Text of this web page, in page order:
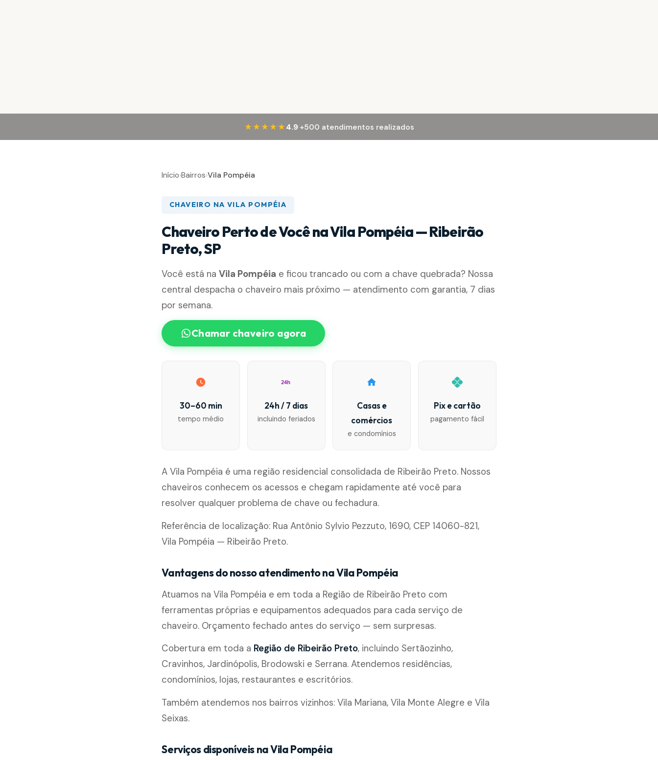
★★★★★ 4.9·+500 atendimentos realizados
Início›Bairros›Vila Pompéia
CHAVEIRO NA VILA POMPÉIA
Chaveiro Perto de Você na Vila Pompéia — Ribeirão
Preto, SP
Você está naVila Pompéia e ficou trancado ou com a chave quebrada? Nossa
central despacha o chaveiro mais próximo — atendimento com garantia, 7 dias
por semana.
Chamar chaveiro agora
30–60 min
tempo médio
24h
24h / 7 dias
incluindo feriados
Casas e
comércios
e condomínios
Pix e cartão
pagamento fácil
A Vila Pompéia é uma região residencial consolidada de Ribeirão Preto. Nossos
chaveiros conhecem os acessos e chegam rapidamente até você para
resolver qualquer problema de chave ou fechadura.
Referência de localização: Rua Antônio Sylvio Pezzuto, 1690, CEP 14060-821,
Vila Pompéia — Ribeirão Preto.
Vantagens do nosso atendimento na Vila Pompéia
Atuamos na Vila Pompéia e em toda a Região de Ribeirão Preto com
ferramentas próprias e equipamentos adequados para cada serviço de
chaveiro. Orçamento fechado antes do serviço — sem surpresas.
Cobertura em toda a Região de Ribeirão Preto, incluindo Sertãozinho,
Cravinhos, Jardinópolis, Brodowski e Serrana. Atendemos residências,
condomínios, lojas, restaurantes e escritórios.
Também atendemos nos bairros vizinhos: Vila Mariana, Vila Monte Alegre e Vila
Seixas.
Serviços disponíveis na Vila Pompéia